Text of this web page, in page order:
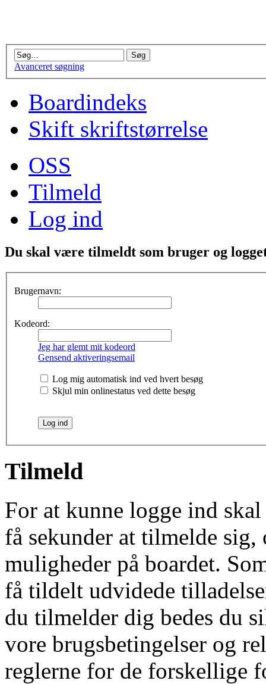
Avanceret søgning
Boardindeks
Skift skriftstørrelse
OSS
Tilmeld
Log ind
Du skal være tilmeldt som bruger og
Brugernavn:
Kodeord:
Jeg har glemt mit kodeord
Gensend aktiveringsemail
Log mig automatisk ind ved hvert besøg
Skjul min onlinestatus ved dette besøg
Tilmeld
For at kunne logge ind
få sekunder at tilmelde
muligheder på boardet.
få tildelt udvidede
du tilmelder dig bedes du
vore brugsbetingelser og
reglerne for de forskellige